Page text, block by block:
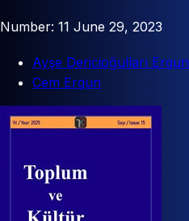
Number: 11 June 29, 2023
Ayşe Dericioğulları Ergun
Cem Ergun